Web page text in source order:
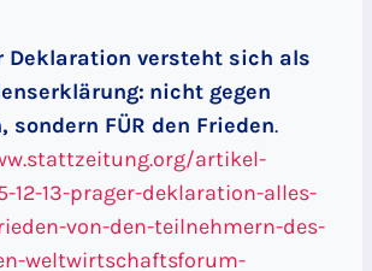
Deklaration versteht sich als
nicht gegen
sondern FÜR den Frieden.
artikel-
12-13-prager-deklaration-alles-
von-den-teilnehmern-des-
weltwirtschaftsforum-